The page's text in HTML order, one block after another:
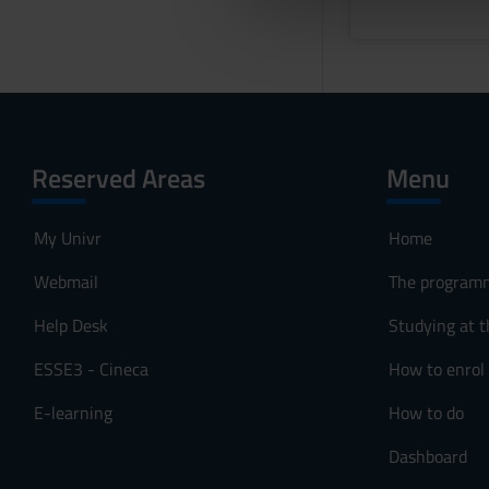
o
Reserved Areas
My Univr
Webmail
Help Desk
ESSE3 - Cineca
E-learning
Menu
Home
The
Studying at
How to enrol
How to do
Dashboard